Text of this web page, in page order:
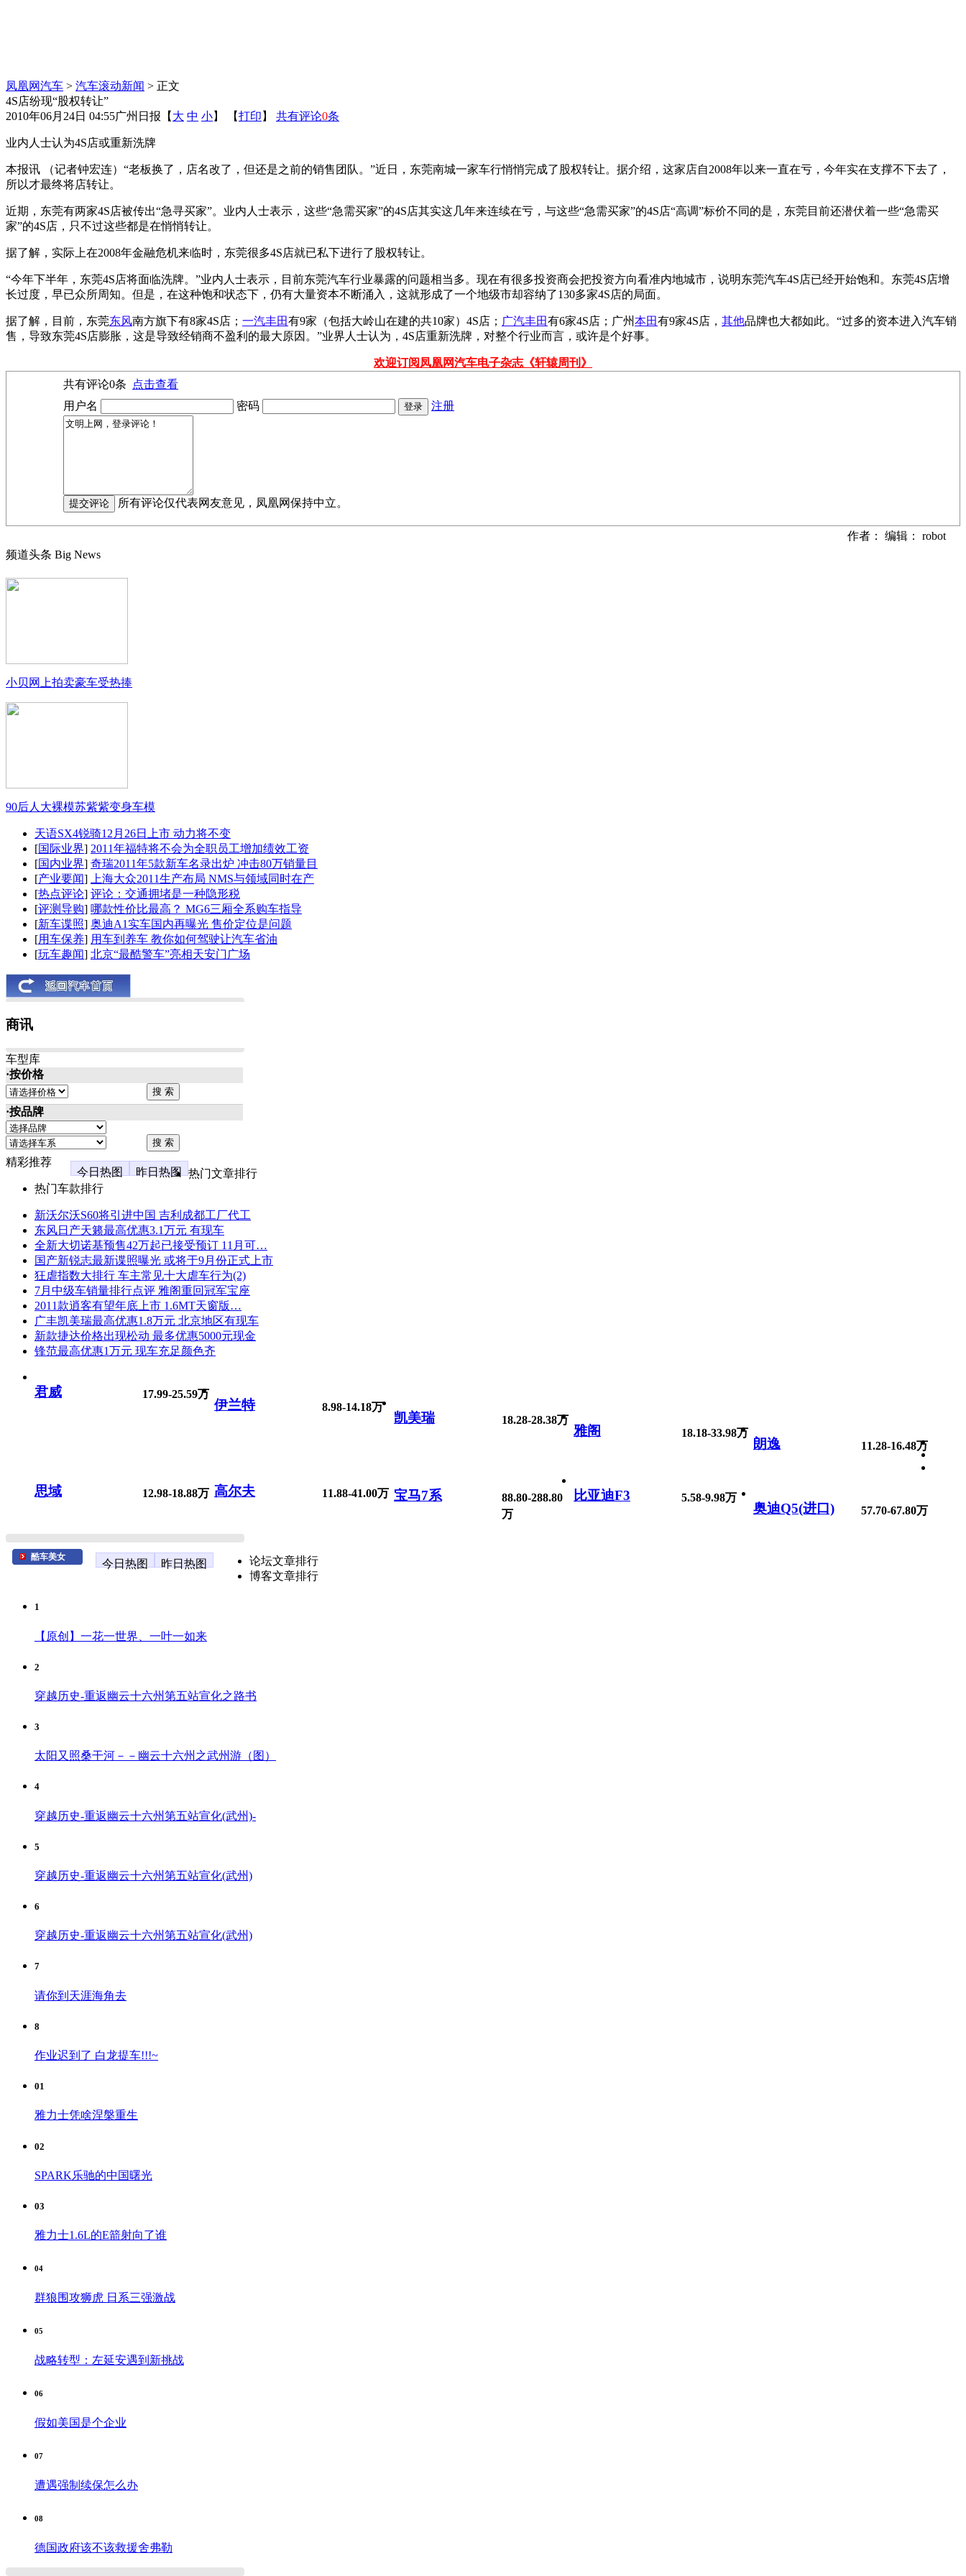
凤凰网汽车 > 汽车滚动新闻 > 正文
4S店纷现“股权转让”
2010年06月24日 04:55广州日报 【 大 中 小】 【打印 】 共有评论0条
业内人士认为4S店或重新洗牌
本报讯 （记者钟宏连）“老板换了，店名改了，但还是之前的销售团队。”近日，东莞南城一家车行悄悄完成了股权转让。据介绍，这家店自2008年以来一直在亏，今年实在支撑不下去了，
所以才最终将店转让。
近期，东莞有两家4S店被传出“急寻买家”。业内人士表示，这些“急需买家”的4S店其实这几年来连续在亏，与这些“急需买家”的4S店“高调”标价不同的是，东莞目前还潜伏着一些“急需买
家”的4S店，只不过这些都是在悄悄转让。
据了解，实际上在2008年金融危机来临时，东莞很多4S店就已私下进行了股权转让。
“今年下半年，东莞4S店将面临洗牌。”业内人士表示，目前东莞汽车行业暴露的问题相当多。现在有很多投资商会把投资方向看准内地城市，说明东莞汽车4S店已经开始饱和。东莞4S店增
长过度，早已众所周知。但是，在这种饱和状态下，仍有大量资本不断涌入，这就形成了一个地级市却容纳了130多家4S店的局面。
据了解，目前，东莞东风南方旗下有8家4S店； 一汽丰田有9家（包括大岭山在建的共10家）4S店； 广汽丰田有6家4S店；广州本田有9家4S店， 其他品牌也大都如此。“过多的资本进入汽车销
售，导致东莞4S店膨胀，这是导致经销商不盈利的最大原因。”业界人士认为，4S店重新洗牌，对整个行业而言，或许是个好事。
欢迎订阅凤凰网汽车电子杂志《轩辕周刊》
共有评论0条
点击查看
用户名
密码 注册
所有评论仅代表网友意见，凤凰网保持中立。
作者： 编辑： robot
频道头条 Big News
小贝网上拍卖豪车受热捧
90后人大裸模苏紫紫变身车模
天语SX4锐骑12月26日上市 动力将不变
[国际业界] 2011年福特将不会为全职员工增加绩效工资
[国内业界] 奇瑞2011年5款新车名录出炉 冲击80万销量目
[产业要闻]
上海大众2011生产布局 NMS与领域同时在产
[热点评论] 评论：交通拥堵是一种隐形税
[评测导购] 哪款性价比最高？ MG6三厢全系购车指导
[新车谍照] 奥迪A1实车国内再曝光 售价定位是问题
[用车保养] 用车到养车 教你如何驾驶让汽车省油
[玩车趣闻] 北京“最酷警车”亮相天安门广场
商讯
车型库
·按价格
·按品牌
精彩推荐
今日热图
昨日热图
热门文章排行
热门车款排行
新沃尔沃S60将引进中国 吉利成都工厂代工
东风日产天籁最高优惠3.1万元 有现车
全新大切诺基预售42万起已接受预订 11月可…
国产新锐志最新谍照曝光 或将于9月份正式上市
狂虐指数大排行 车主常见十大虐车行为(2)
7月中级车销量排行点评 雅阁重回冠军宝座
2011款逍客有望年底上市 1.6MT天窗版…
广丰凯美瑞最高优惠1.8万元 北京地区有现车
新款捷达价格出现松动 最多优惠5000元现金
锋范最高优惠1万元 现车充足颜色齐
君威 17.99-25.59万
伊兰特 8.98-14.18万
凯美瑞 18.28-28.38万
雅阁 18.18-33.98万
朗逸 11.28-16.48万
思域 12.98-18.88万 高尔夫 11.88-41.00万 宝马7系
88.80-288.80
万
比亚迪F3 5.58-9.98万
奥迪Q5(进口) 57.70-67.80万
酷车美女
今日热图 昨日热图
论坛文章排行
博客文章排行
1
【原创】一花一世界、一叶一如来
2
穿越历史-重返幽云十六州第五站宣化之路书
3
太阳又照桑干河－－幽云十六州之武州游（图）
4
穿越历史-重返幽云十六州第五站宣化(武州)-
5
穿越历史-重返幽云十六州第五站宣化(武州)
6
穿越历史-重返幽云十六州第五站宣化(武州)
7
请你到天涯海角去
8
作业迟到了 白龙提车!!!~
01
雅力士凭啥涅槃重生
02
SPARK乐驰的中国曙光
03
雅力士1.6L的E箭射向了谁
04
群狼围攻狮虎 日系三强激战
05
战略转型：左延安遇到新挑战
06
假如美国是个企业
07
遭遇强制续保怎么办
08
德国政府该不该救援舍弗勒